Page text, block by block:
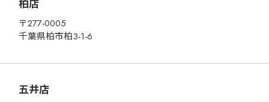
柏店
〒277-0005
千葉県柏市柏3-1-6
五井店